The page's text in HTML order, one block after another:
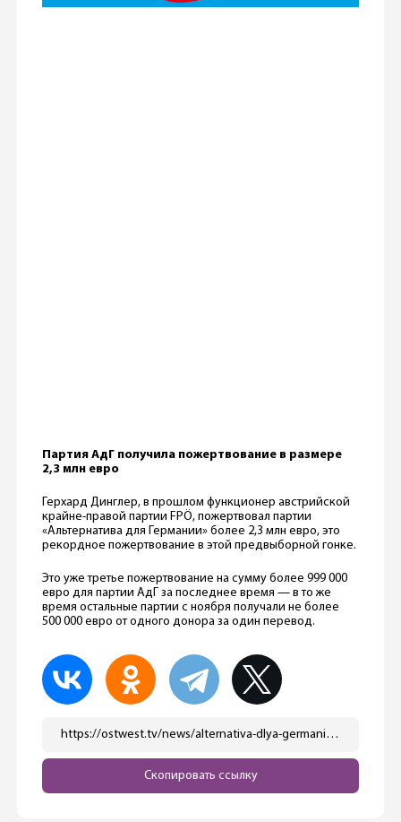
Партия АдГ получила пожертвование в размере
2,3 млн евро
Герхард Динглер, в прошлом функционер австрийской
крайне-правой партии FPÖ, пожертвовал партии
«Альтернатива для Германии» более 2,3 млн евро, это
рекордное пожертвование в этой предвыборной гонке.
Это уже третье пожертвование на сумму более 999 000
евро для партии АдГ за последнее время — в то же
время остальные партии c ноября получали не более
500 000 евро от одного донора за один перевод.
https://ostwest.tv/news/alternativa-dlya-germanii-poluchila-rekordnoe-pozhertvovanie-v-etom-godu/
Скопировать ссылку